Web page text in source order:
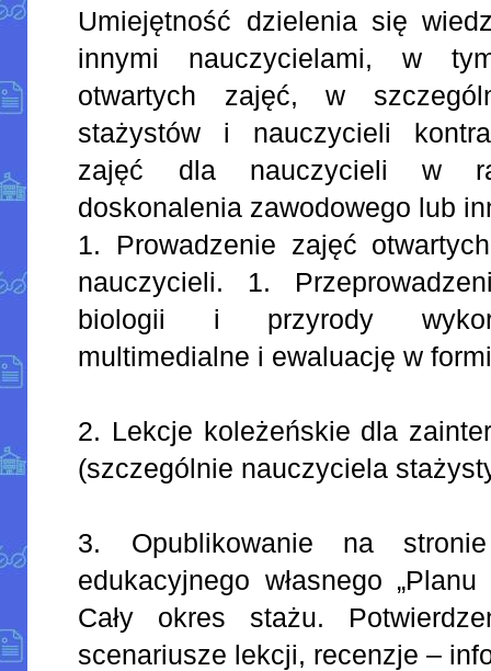
Umiejętność dzielenia się
innymi nauczycielami, w
otwartych zajęć, w
stażystów i nauczycieli
zajęć dla nauczycieli w
doskonalenia zawodowego lub
1. Prowadzenie zajęć
nauczycieli. 1.
biologii i przyrody
multimedialne i ewaluację w
2. Lekcje koleżeńskie dla
(szczególnie nauczyciela
3. Opublikowanie na
edukacyjnego własnego
Cały okres stażu.
scenariusze lekcji, recenzje –